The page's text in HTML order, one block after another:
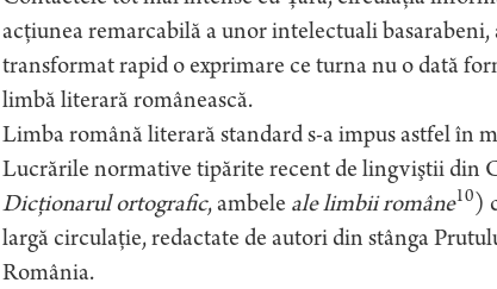
acţiunea remarcabilă a unor intelectuali
transformat rapid o exprimare ce turna nu o dată
limbă literară românească.
Limba română literară standard s-a impus astfel în
Lucrările normative tipărite recent de lingviştii din
Dicţionarul ortografic, ambele ale limbii române10 )
largă circulaţie, redactate de autori din stânga
România.